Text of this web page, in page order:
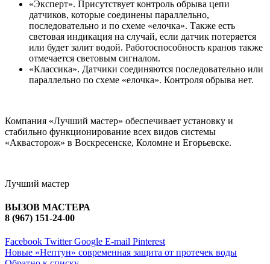
«Эксперт». Присутствует контроль обрыва цепи
датчиков, которые соединены параллельно,
последовательно и по схеме «елочка». Также есть
световая индикация на случай, если датчик потеряется
или будет залит водой. Работоспособность кранов также
отмечается световым сигналом.
«Классика». Датчики соединяются последовательно или
параллельно по схеме «елочка». Контроля обрыва нет.
Компания «Лучший мастер» обеспечивает установку и
стабильно функционирование всех видов системы
«Аквасторож» в Воскресенске, Коломне и Егорьевске.
Лучший мастер
ВЫЗОВ МАСТЕРА
8 (967) 151-24-00
Facebook Twitter Google E-mail Pinterest
Новые «Нептун» современная защита от протечек воды